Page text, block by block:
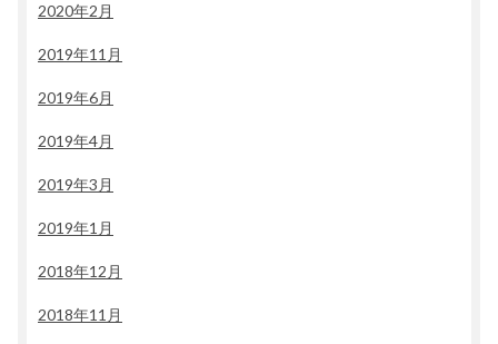
2020年2月
2019年11月
2019年6月
2019年4月
2019年3月
2019年1月
2018年12月
2018年11月